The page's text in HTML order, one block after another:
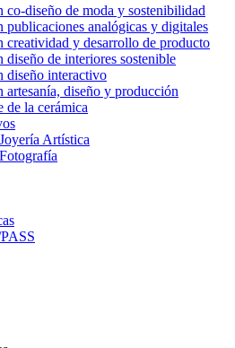
co-diseño de moda y sostenibilidad
publicaciones analógicas y digitales
creatividad y desarrollo de producto
diseño de interiores sostenible
diseño interactivo
artesanía, diseño y producción
de la cerámica
Artística